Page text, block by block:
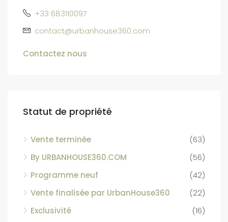
+33 683110097
contact@urbanhouse360.com
Contactez nous
Statut de propriété
Vente terminée
(63)
By URBANHOUSE360.COM
(56)
Programme neuf
(42)
Vente finalisée par UrbanHouse360
(22)
Exclusivité
(16)